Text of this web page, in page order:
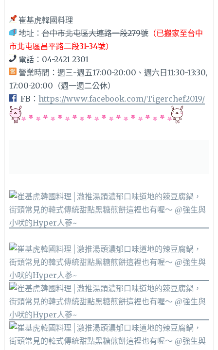
崔基虎韓國料理
地址：台中市北屯區大連路一段279號（已搬家至台中
市北屯區昌平路二段31-34號）
電話：04-2421 2301
營業時間：週三-週五17:00-20:00、週六日11:30-13:30,
17:00-20:00（週一週二公休）
FB： https://www.facebook.com/Tigerchef2019/